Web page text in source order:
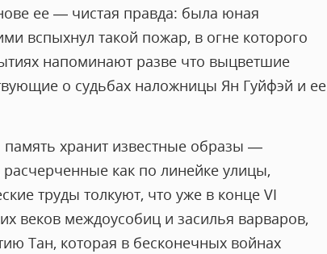
ее — чистая правда: была юная
вспыхнул такой пожар, в огне которого
напоминают разве что выцветшие
о судьбах наложницы Ян Гуйфэй и ее
память хранит известные образы —
как по линейке улицы,
труды толкуют, что уже в конце VI
веков междоусобиц и засилья варваров,
Тан, которая в бесконечных войнах